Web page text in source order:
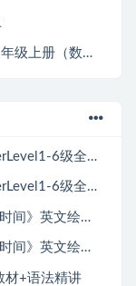
2026版小学数学 阳光同学课时训练 1-6年级上册（数学）（人教）
Let\’s Smile小学段英语教材视频，StarterLevel1-6级全216集
Let\’s Smile小学段英语教材视频，StarterLevel1-6级全216集
Youtube《lt\’s Reading Time现在是阅读时间》英文绘本精读全780集
Youtube《lt\’s Reading Time现在是阅读时间》英文绘本精读全780集
材+语法精讲